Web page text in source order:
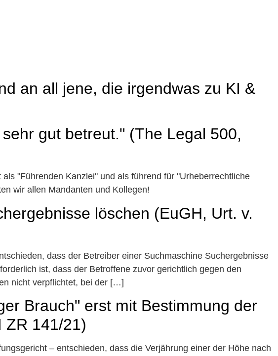
an all jene, die irgendwas zu KI &
gut betreut." (The Legal 500,
"Führenden Kanzlei" und als führend für "Urheberrechtliche
wir allen Mandanten und Kollegen!
löschen (EuGH, Urt. v.
dass der Betreiber einer Suchmaschine Suchergebnisse
ist, dass der Betroffene zuvor gerichtlich gegen den
nicht verpflichtet, bei der […]
Brauch" erst mit Bestimmung der
ZR 141/21)
– entschieden, dass die Verjährung einer der Höhe nach